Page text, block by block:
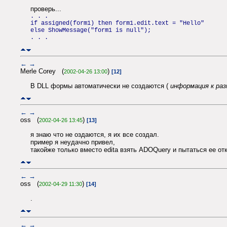
проверь...
. . .
if assigned(form1) then form1.edit.text = "Hello"
else ShowMessage("form1 is null");
. . .
← →
Merle Corey (2002-04-26 13:00) [12]
В DLL формы автоматически не создаются ( информация к
← →
oss (2002-04-26 13:45) [13]
я знаю что не оздаются, я их все создал.
пример я неудачно привел,
такойже только вместо edita взять ADOQuery и пытаться ее
← →
oss (2002-04-29 11:30) [14]
← →